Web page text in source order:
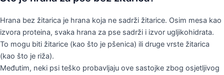
Hrana bez žitarica je hrana koja ne sadrži žitarice. Osim mesa kao
izvora proteina, svaka hrana za pse sadrži i izvor ugljikohidrata.
To mogu biti žitarice (kao što je pšenica) ili druge vrste žitarica
(kao što je riža).
Međutim, neki psi teško probavljaju ove sastojke zbog osjetljivog